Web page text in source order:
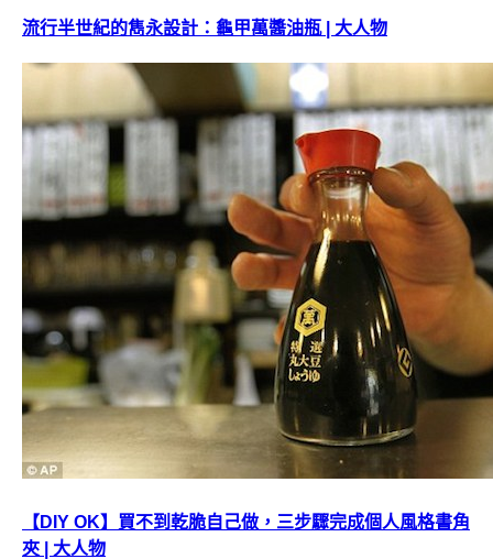
流行半世紀的雋永設計：龜甲萬醬油瓶 | 大人物
【DIY OK】買不到乾脆自己做，三步驟完成個人風格書角
夾 | 大人物